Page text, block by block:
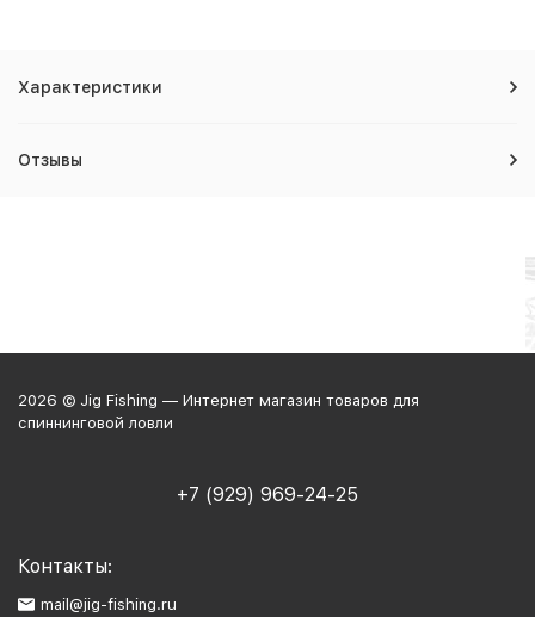
Характеристики
Отзывы
2026 © Jig Fishing — Интернет магазин товаров для
спиннинговой ловли
+7 (929) 969-24-25
Контакты:
mail@jig-fishing.ru